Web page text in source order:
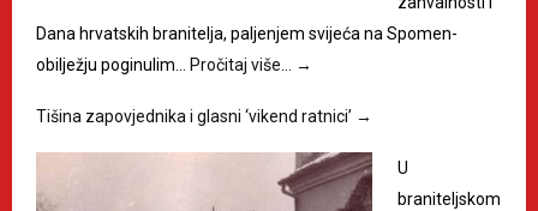
Dana hrvatskih branitelja, paljenjem svijeća na Spomen-
obilježju poginulim… Pročitaj više… →
Tišina zapovjednika i glasni ‘vikend ratnici’ →
U
braniteljskom